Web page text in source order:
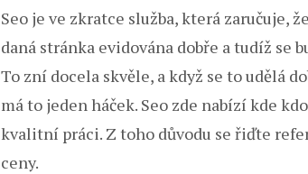
Seo je ve zkratce služba, která zaručuje,
daná stránka evidována dobře a tudíž se
To zní docela skvěle, a když se to udělá
má to jeden háček. Seo zde nabízí kde
kvalitní práci. Z toho důvodu se řiďte
ceny.